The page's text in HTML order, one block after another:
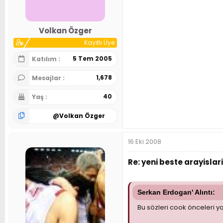
Volkan Özger
Kayıtlı Üye
Katılım
5 Tem 2005
Mesajlar 1,678
Yaş 40
@Volkan Özger
16 Eki 2008
Re: yeni beste arayislari
Serkan Erdogan' Alıntı:
Bu sözleri cook önceleri